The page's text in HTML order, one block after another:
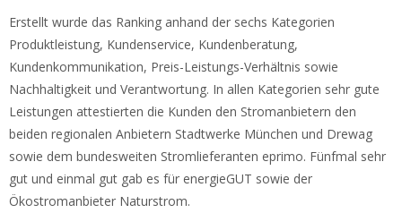
Erstellt wurde das Ranking anhand der sechs Kategorien
Produktleistung, Kundenservice, Kundenberatung,
Kundenkommunikation, Preis-Leistungs-Verhältnis sowie
Nachhaltigkeit und Verantwortung. In allen Kategorien sehr gute
Leistungen attestierten die Kunden den Stromanbietern den
beiden regionalen Anbietern Stadtwerke München und Drewag
sowie dem bundesweiten Stromlieferanten eprimo. Fünfmal sehr
gut und einmal gut gab es für energieGUT sowie der
Ökostromanbieter Naturstrom.